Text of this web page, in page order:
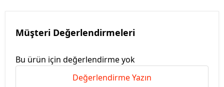
Müşteri Değerlendirmeleri
Bu ürün için değerlendirme yok
Değerlendirme Yazın